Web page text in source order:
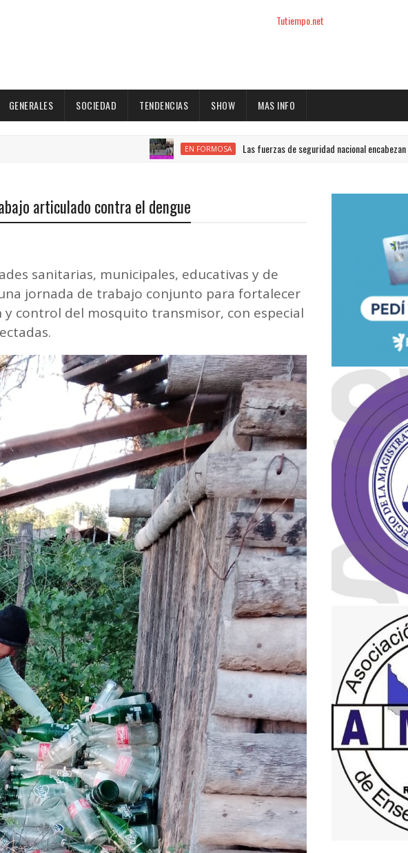
Tutiempo.net
GENERALES SOCIEDAD TENDENCIAS SHOW MAS INFO
EN FORMOSA Las fuerzas de seguridad nacional encabezan el ranking de
articulado contra el dengue
sanitarias, municipales, educativas y de
jornada de trabajo conjunto para fortalecer
y control del mosquito transmisor, con especial